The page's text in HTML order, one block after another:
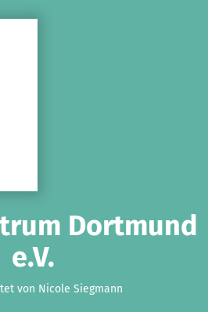
Dortmund
e.V.
von Nicole Siegmann